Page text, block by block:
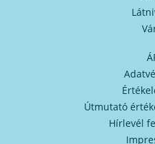
Útmutató
Hírlevél